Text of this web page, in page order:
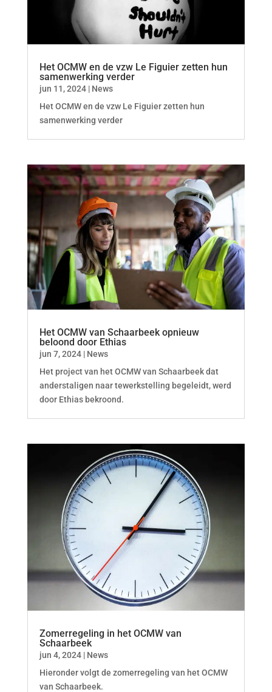
Het OCMW en de vzw Le Figuier zetten hun
samenwerking verder
jun 11, 2024| News
Het OCMW en de vzw Le Figuier zetten hun
samenwerking verder
Het OCMW van Schaarbeek opnieuw
beloond door Ethias
jun 7, 2024| News
Het project van het OCMW van Schaarbeek dat
anderstaligen naar tewerkstelling begeleidt, werd
door Ethias bekroond.
Zomerregeling in het OCMW van
Schaarbeek
jun 4, 2024| News
Hieronder volgt de zomerregeling van het OCMW
van Schaarbeek.